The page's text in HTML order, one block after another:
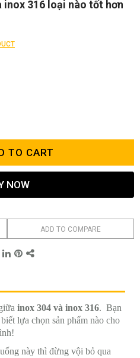
inox 316 loại nào tốt hơn
TO CART
NOW
ADD TO COMPARE
inox 304 và inox 316. Bạn
lựa chọn sản phẩm nào cho
này thì đừng vội bỏ qua